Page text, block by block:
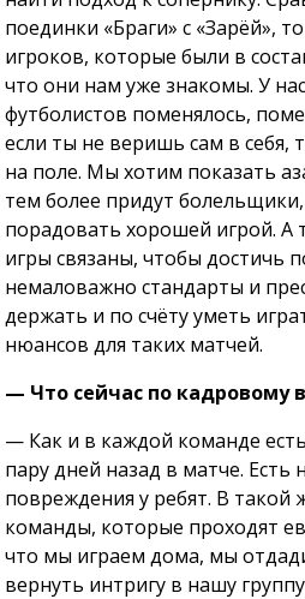
поединки «Браги» с «Зарёй»,
игроков, которые были в
что они нам уже знакомы. У
футболистов поменялось,
если ты не веришь сам в себя,
на поле. Мы хотим показать
тем более придут
порадовать хорошей игрой. А
игры связаны, чтобы достичь
немаловажно стандарты и
держать и по счёту уметь
нюансов для таких матчей.
— Что сейчас по кадровому
— Как и в каждой команде
пару дней назад в матче. Есть
повреждения у ребят. В такой
команды, которые проходят
что мы играем дома, мы
вернуть интригу в нашу